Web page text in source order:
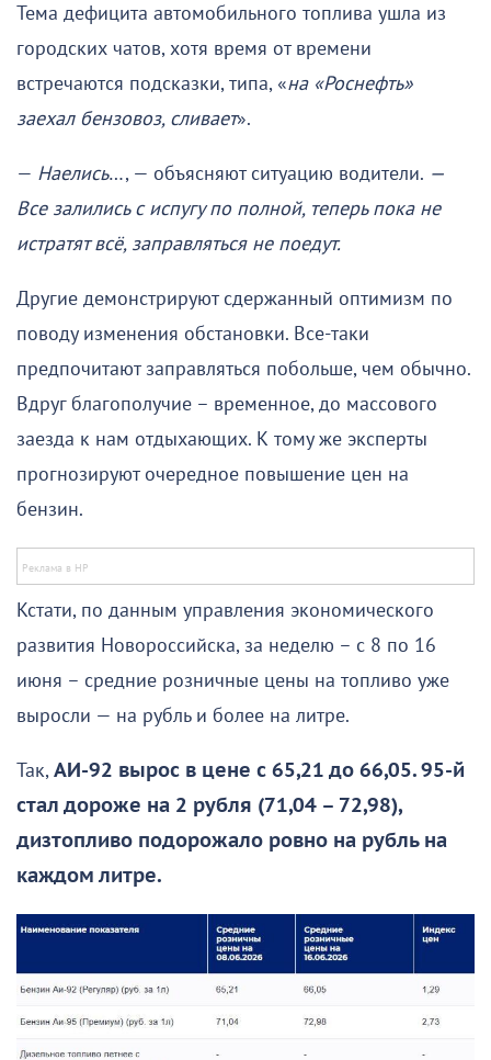
Тема дефицита автомобильного топлива ушла из
городских чатов, хотя время от времени
встречаются подсказки, типа, «на «Роснефть»
заехал бензовоз, сливает».
— Наелись…, — объясняют ситуацию водители. —
Все залились с испугу по полной, теперь пока не
истратят всё, заправляться не поедут.
Другие демонстрируют сдержанный оптимизм по
поводу изменения обстановки. Все-таки
предпочитают заправляться побольше, чем обычно.
Вдруг благополучие – временное, до массового
заезда к нам отдыхающих. К тому же эксперты
прогнозируют очередное повышение цен на
бензин.
Кстати, по данным управления экономического
развития Новороссийска, за неделю – с 8 по 16
июня – средние розничные цены на топливо уже
выросли — на рубль и более на литре.
Так,АИ-92 вырос в цене с 65,21 до 66,05. 95-й
стал дороже на 2 рубля (71,04 – 72,98),
дизтопливо подорожало ровно на рубль на
каждом литре.